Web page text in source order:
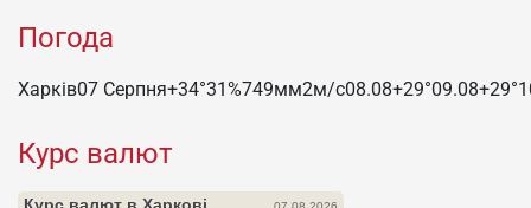
Погода
Харків07 Серпня+34°31%749мм2м/c08.08+29°09.08+29°
Курс валют